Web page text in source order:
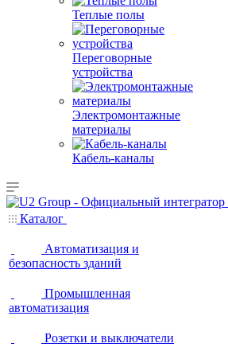
Теплые полы
Переговорные
устройства
Электромонтажные
материалы
Кабель-каналы
Каталог
Автоматизация и
безопасность зданий
Промышленная
автоматизация
Розетки и выключатели